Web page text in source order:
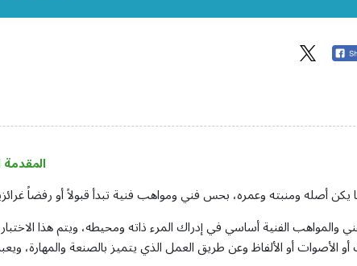
يكن أصله ومنبته وعمره، بحس فني ومواهب فنية تبدأ قبولاً أو رفضاً
والمواهب الفنية أساسي في إدراك المرء ذاته ومحيطه، ويتم هذا
أو الأصوات أو الألفاظ وعن طريق العمل الذي يتميز بالصنعة والمهارة،